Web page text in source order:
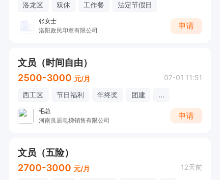
洛龙区 双休 工作餐 法定节假日
张女士
洛阳政民印章有限公司
申请
文员（时间自由）
2500-3000 元/月 07-01 11:51
西工区 节日福利 年终奖 团建 ...
毛总
河南良居电梯销售有限公司
申请
文员（五险）
2700-3000 元/月 12天前